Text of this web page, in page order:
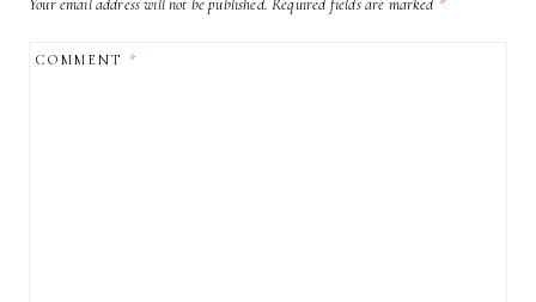
Your email address will not be published. Required fields are marked *
COMMENT*